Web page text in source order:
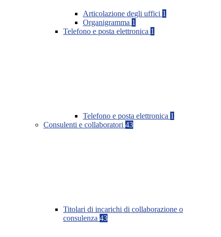
Articolazione degli uffici 1
Organigramma 1
Telefono e posta elettronica 1
Telefono e posta elettronica 1
Consulenti e collaboratori 43
Titolari di incarichi di collaborazione o
consulenza 43